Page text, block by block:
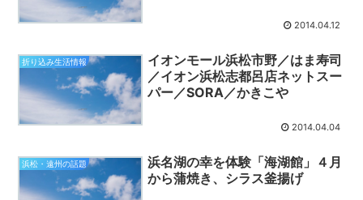
2014.04.12
折り込み生活情報
イオンモール浜松市野／はま寿司
／イオン浜松志都呂店ネットスー
パー／SORA／かきこや
2014.04.04
浜松・遠州の話題
浜名湖の幸を体験「海湖館」４月
から蒲焼き、シラス釜揚げ